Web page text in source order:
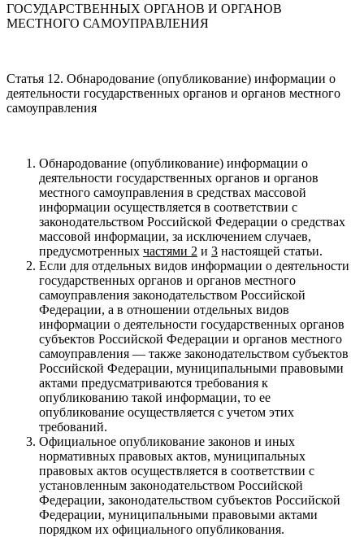
ГОСУДАРСТВЕННЫХ ОРГАНОВ И ОРГАНОВ
МЕСТНОГО САМОУПРАВЛЕНИЯ
Статья 12. Обнародование (опубликование) информации о
деятельности государственных органов и органов местного
самоуправления
Обнародование (опубликование) информации о
деятельности государственных органов и органов
местного самоуправления в средствах массовой
информации осуществляется в соответствии с
законодательством Российской Федерации о средствах
массовой информации, за исключением случаев,
предусмотренных частями 2 и 3 настоящей статьи.
Если для отдельных видов информации о деятельности
государственных органов и органов местного
самоуправления законодательством Российской
Федерации, а в отношении отдельных видов
информации о деятельности государственных органов
субъектов Российской Федерации и органов местного
самоуправления — также законодательством субъектов
Российской Федерации, муниципальными правовыми
актами предусматриваются требования к
опубликованию такой информации, то ее
опубликование осуществляется с учетом этих
требований.
Официальное опубликование законов и иных
нормативных правовых актов, муниципальных
правовых актов осуществляется в соответствии с
установленным законодательством Российской
Федерации, законодательством субъектов Российской
Федерации, муниципальными правовыми актами
порядком их официального опубликования.